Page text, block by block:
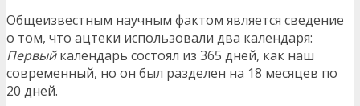
Общеизвестным научным фактом является сведение
о том, что ацтеки использовали два календаря:
Первыйкалендарь состоял из 365 дней, как наш
современный, но он был разделен на 18 месяцев по
20 дней.